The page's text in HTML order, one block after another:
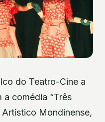
do Teatro-Cine a
a comédia “Três
Artístico Mondinense,